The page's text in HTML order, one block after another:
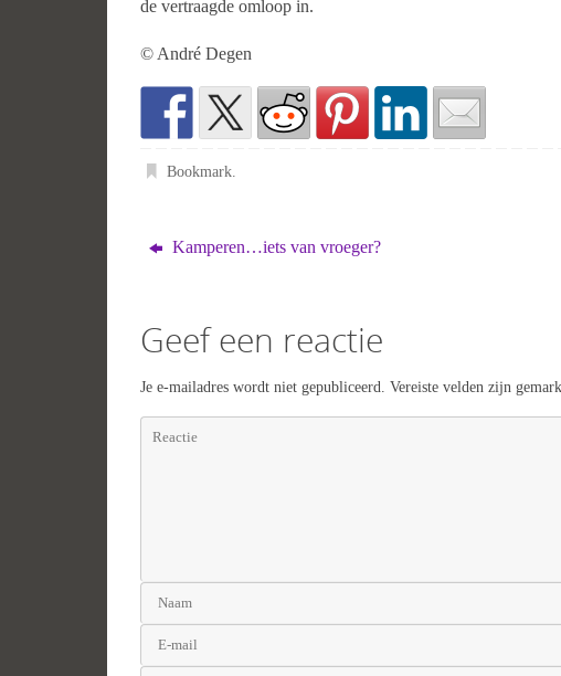
de vertraagde omloop in.
© André Degen
Bookmark.
Kamperen…iets van vroeger?
Geef een reactie
Je e-mailadres wordt niet gepubliceerd. Vereiste velden zijn